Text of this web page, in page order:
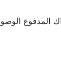
المدفوع